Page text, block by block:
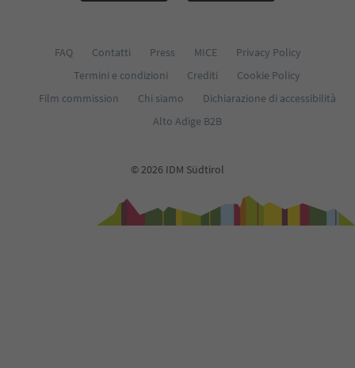
FAQ Contatti Press MICE
Privacy Policy
Termini e condizioni
Crediti
Cookie Policy
Film commission
Chi siamo
Dichiarazione di accessibilità
Alto Adige B2B
© 2026 IDM Südtirol